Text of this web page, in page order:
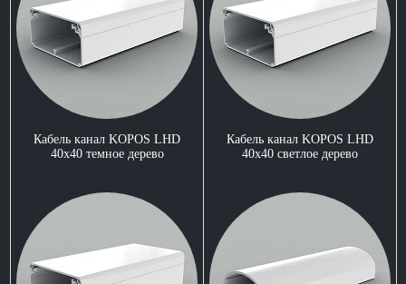
Кабель канал KOPOS LHD
40x40 темное дерево
Кабель канал KOPOS LHD
40x40 светлое дерево